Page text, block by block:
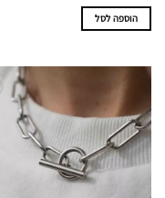
הוספה לסל